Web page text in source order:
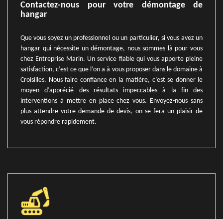
Contactez-nous pour votre démontage de
hangar
Que vous soyez un professionnel ou un particulier, si vous avez un
hangar qui nécessite un démontage, nous sommes là pour vous
chez Entreprise Marin. Un service fiable qui vous apporte pleine
satisfaction, c’est ce que l’on a à vous proposer dans le domaine à
Croisilles. Nous faire confiance en la matière, c’est se donner le
moyen d’apprécié des résultats impeccables à la fin des
interventions à mettre en place chez vous. Envoyez-nous sans
plus attendre votre demande de devis, on se fera un plaisir de
vous répondre rapidement.